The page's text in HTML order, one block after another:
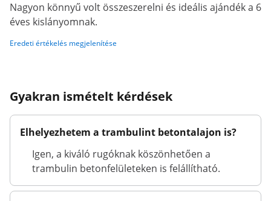
Nagyon könnyű volt összeszerelni és ideális ajándék a 6
éves kislányomnak.
Eredeti értékelés megjelenítése
Gyakran ismételt kérdések
Elhelyezhetem a trambulint betontalajon is?
Igen, a kiváló rugóknak köszönhetően a
trambulin betonfelületeken is felállítható.